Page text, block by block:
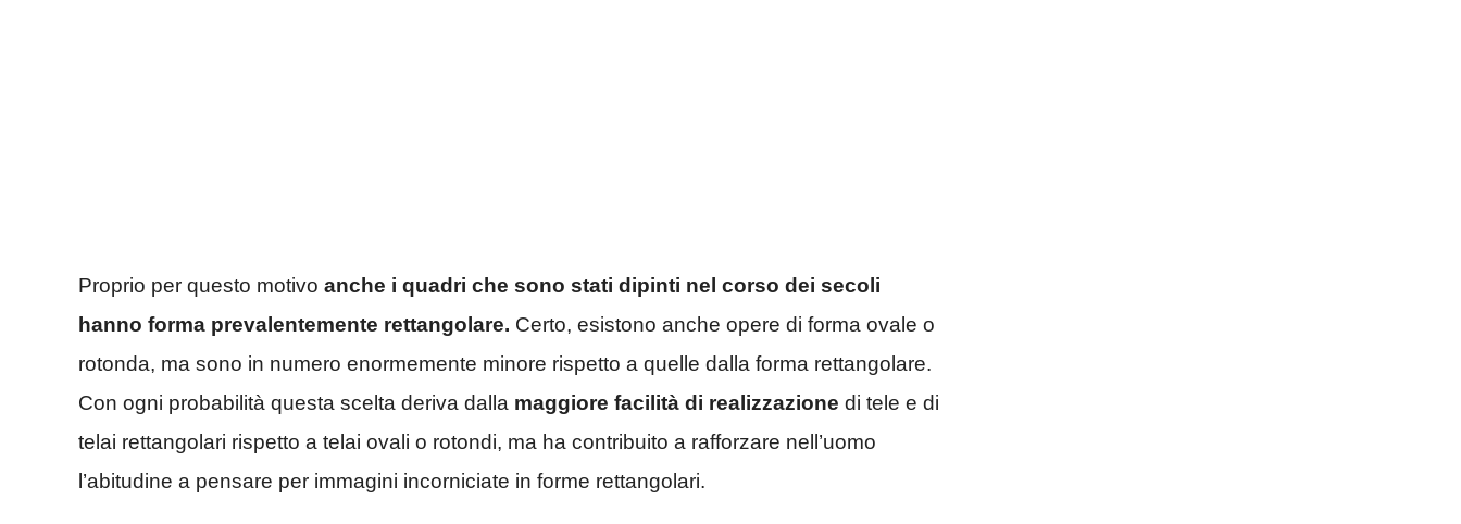
Proprio per questo motivo anche i quadri che sono stati dipinti nel corso dei secoli
hanno forma prevalentemente rettangolare. Certo, esistono anche opere di forma ovale o
rotonda, ma sono in numero enormemente minore rispetto a quelle dalla forma rettangolare.
Con ogni probabilità questa scelta deriva dalla maggiore facilità di realizzazione di tele e di
telai rettangolari rispetto a telai ovali o rotondi, ma ha contribuito a rafforzare nell’uomo
l’abitudine a pensare per immagini incorniciate in forme rettangolari.